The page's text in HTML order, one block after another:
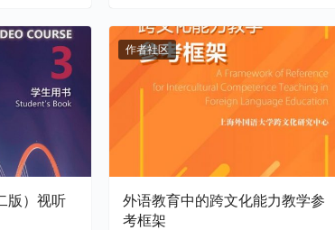
版）视听
作者社区
外语教育中的跨文化能力教学参
考框架